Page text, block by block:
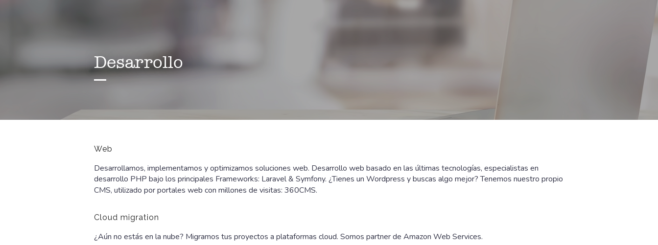
Desarrollo
Web
Desarrollamos, implementamos y optimizamos soluciones web. Desarrollo web basado en las últimas tecnologías, especialistas en
desarrollo PHP bajo los principales Frameworks: Laravel & Symfony. ¿Tienes un Wordpress y buscas algo mejor? Tenemos nuestro propio
CMS, utilizado por portales web con millones de visitas: 360CMS.
Cloud migration
¿Aún no estás en la nube? Migramos tus proyectos a plataformas cloud. Somos partner de Amazon Web Services.